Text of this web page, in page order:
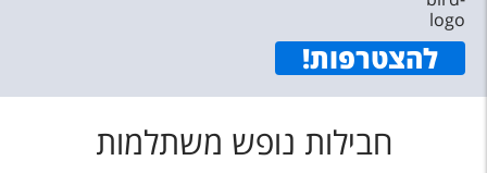
להצטרפות!
חבילות נופש משתלמות